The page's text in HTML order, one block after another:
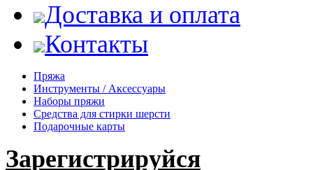
Доставка и оплата
Контакты
Пряжа
Инструменты / Аксессуары
Наборы пряжи
Средства для стирки шерсти
Подарочные карты
Зарегистрируйся